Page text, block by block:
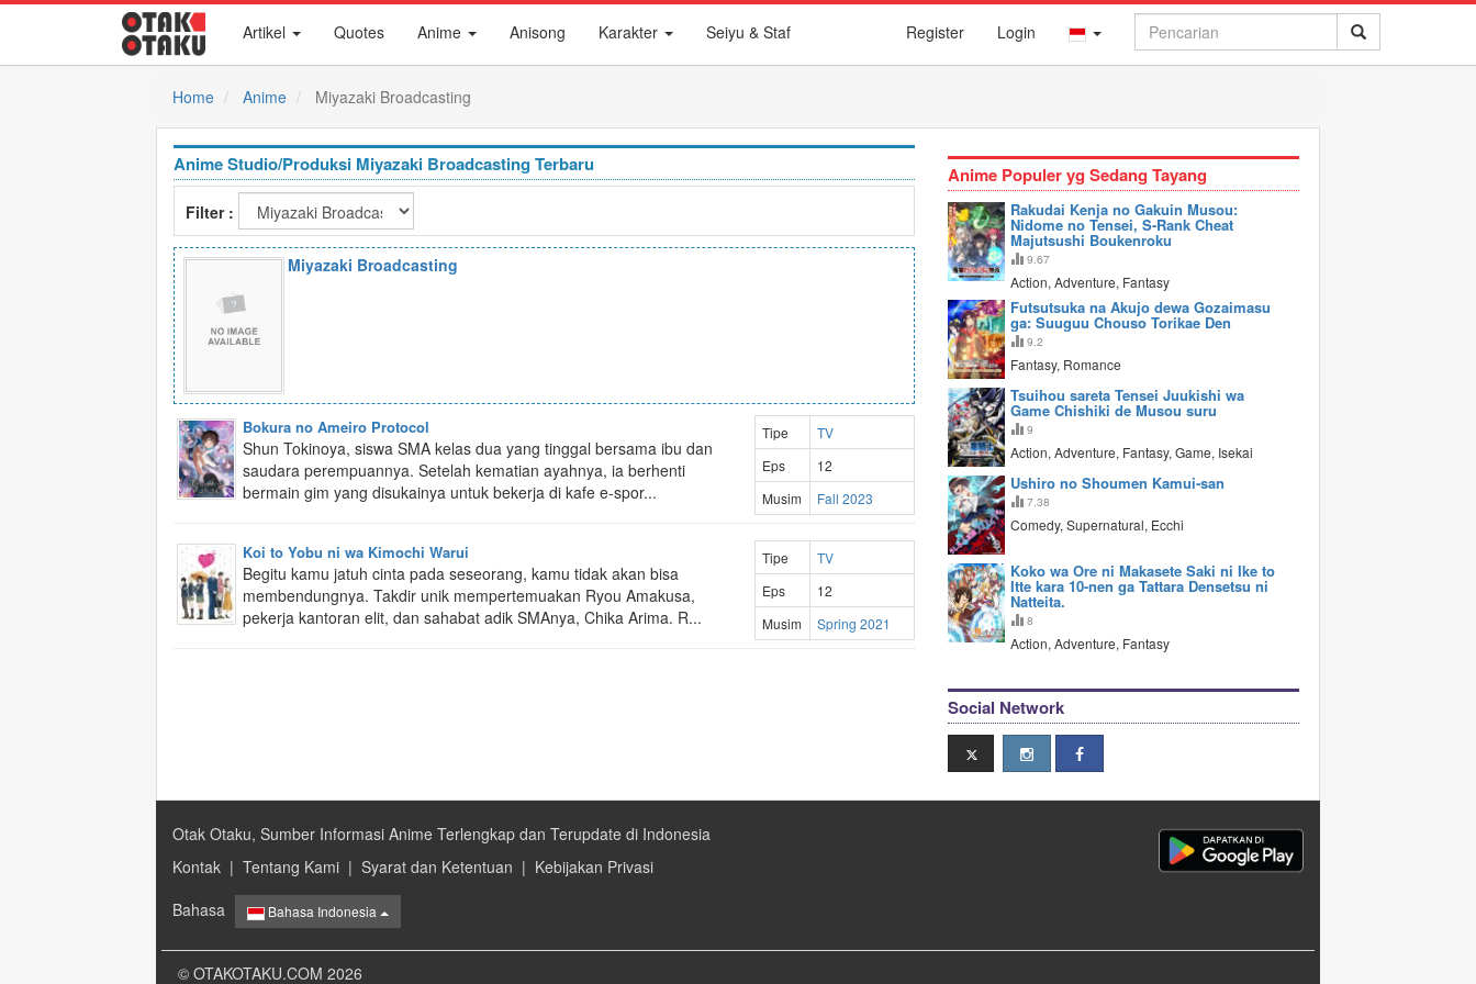
Register Login
Artikel Quotes Anime Anisong Karakter Seiyu & Staf
Home Anime Miyazaki Broadcasting
Anime Studio/Produksi Miyazaki Broadcasting Terbaru
Filter :
Miyazaki Broadcasting
Bokura no Ameiro Protocol
Shun Tokinoya, siswa SMA kelas dua yang tinggal bersama ibu dan
saudara perempuannya. Setelah kematian ayahnya, ia berhenti
bermain gim yang disukainya untuk bekerja di kafe e-spor...
Tipe
TV
Eps
12
Musim
Fall 2023
Koi to Yobu ni wa Kimochi Warui
Begitu kamu jatuh cinta pada seseorang, kamu tidak akan bisa
membendungnya. Takdir unik mempertemuakan Ryou Amakusa,
pekerja kantoran elit, dan sahabat adik SMAnya, Chika Arima. R...
Tipe
TV
Eps
12
Musim
Spring 2021
Anime Populer yg Sedang Tayang
Rakudai Kenja no Gakuin Musou:
Nidome no Tensei, S-Rank Cheat
Majutsushi Boukenroku
9.67
Action, Adventure, Fantasy
Futsutsuka na Akujo dewa Gozaimasu
ga: Suuguu Chouso Torikae Den
9.2
Fantasy, Romance
Tsuihou sareta Tensei Juukishi wa
Game Chishiki de Musou suru
9
Action, Adventure, Fantasy, Game, Isekai
Ushiro no Shoumen Kamui-san
7.38
Comedy, Supernatural, Ecchi
Koko wa Ore ni Makasete Saki ni Ike to
Itte kara 10-nen ga Tattara Densetsu ni
Natteita.
8
Action, Adventure, Fantasy
Social Network
Otak Otaku, Sumber Informasi Anime Terlengkap dan Terupdate di Indonesia
Kontak | Tentang Kami | Syarat dan Ketentuan | Kebijakan Privasi
Bahasa
Bahasa Indonesia
© OTAKOTAKU.COM 2026